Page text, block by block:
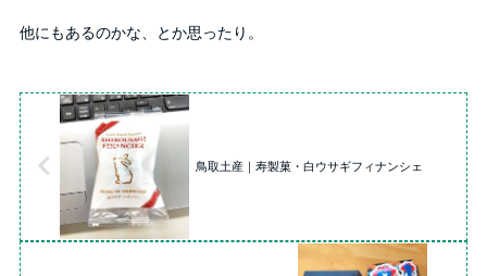
他にもあるのかな、とか思ったり。
鳥取土産｜寿製菓・白ウサギフィナンシェ